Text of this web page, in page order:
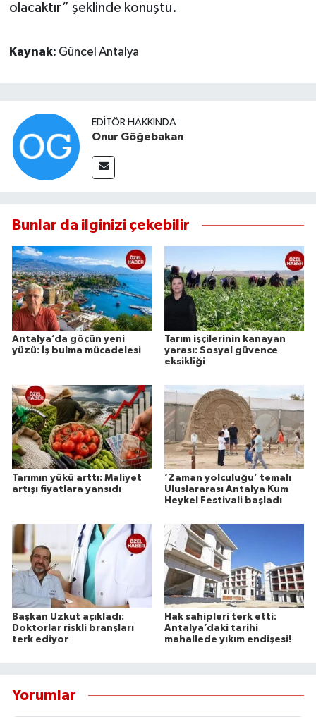
olacaktır” şeklinde konuştu.
Kaynak: Güncel Antalya
EDITÖR HAKKINDA
Onur Göğebakan
Bunlar da ilginizi çekebilir
Antalya’da göçün yeni
yüzü: İş bulma mücadelesi
Tarım işçilerinin kanayan
yarası: Sosyal güvence
eksikliği
Tarımın yükü arttı: Maliyet
artışı fiyatlara yansıdı
‘Zaman yolculuğu’ temalı
Uluslararası Antalya Kum
Heykel Festivali başladı
Başkan Uzkut açıkladı:
Doktorlar riskli branşları
terk ediyor
Hak sahipleri terk etti:
Antalya’daki tarihi
mahallede yıkım endişesi!
Yorumlar